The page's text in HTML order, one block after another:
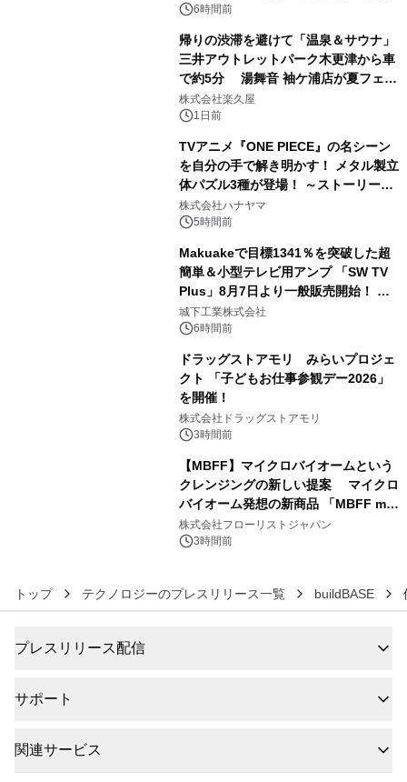
ボグッズも発売決定！
6時間前
帰りの渋滞を避けて「温泉＆サウナ」
三井アウトレットパーク木更津から車
で約5分 湯舞音 袖ケ浦店が夏フェア
メニューを提供
株式会社楽久屋
1日前
TVアニメ『ONE PIECE』の名シーン
を自分の手で解き明かす！ メタル製立
体パズル3種が登場！ ～ストーリーと
ギミックが融合した 大人の体験型パズ
ルが8月7日(金)12時より先行予約受付
株式会社ハナヤマ
5時間前
Makuakeで目標1341％を突破した超
簡単＆小型テレビ用アンプ 「SW TV
Plus」8月7日より一般販売開始！ ケ
ーブル1本つなぐだけ、テレビの音が
ぐっと豊かに
城下工業株式会社
6時間前
ドラッグストアモリ みらいプロジェ
クト 「子どもお仕事参観デー2026」
を開催！
株式会社ドラッグストアモリ
3時間前
【MBFF】マイクロバイオームという
クレンジングの新しい提案 マイクロ
バイオーム発想の新商品 「MBFF mb
クレンジングPRO」を2026年8月6日
発売
株式会社フローリストジャパン
3時間前
トップ テクノロジーのプレスリリース一覧 buildBASE
プレスリリース配信
サポート
関連サービス